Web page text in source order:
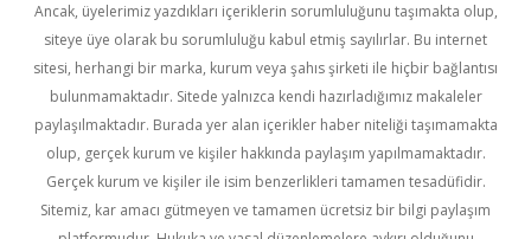
Ancak, üyelerimiz yazdıkları içeriklerin sorumluluğunu taşımakta olup,
siteye üye olarak bu sorumluluğu kabul etmiş sayılırlar. Bu internet
sitesi, herhangi bir marka, kurum veya şahıs şirketi ile hiçbir bağlantısı
bulunmamaktadır. Sitede yalnızca kendi hazırladığımız makaleler
paylaşılmaktadır. Burada yer alan içerikler haber niteliği taşımamakta
olup, gerçek kurum ve kişiler hakkında paylaşım yapılmamaktadır.
Gerçek kurum ve kişiler ile isim benzerlikleri tamamen tesadüfidir.
Sitemiz, kar amacı gütmeyen ve tamamen ücretsiz bir bilgi paylaşım